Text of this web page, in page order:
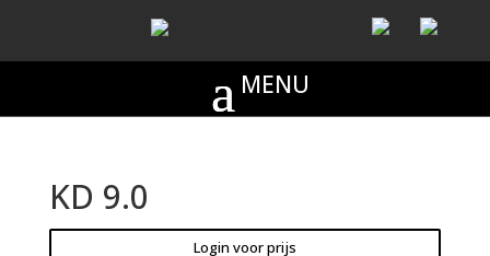
KD 9.0
Login voor prijs